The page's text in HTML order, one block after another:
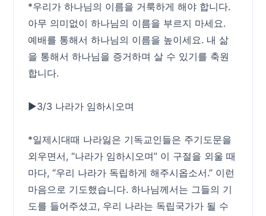
*우리가 하나님의 이름을 거룩하게 해야 합니다.
아무 의미없이 하나님의 이름을 부르지 마세요.
예배를 통해서 하나님의 이름을 높이세요. 내 삶
을 통해서 하나님을 증거하며 살 수 있기를 축원
합니다.
▶3/3 나라가 임하시오며
*일제시대때 나라잃은 기독교인들은 주기도문을
외우면서, “나라가 임하시오며” 이 구절을 외울 때
마다, “우리 나라가 독립하게 해주시옵소서.” 이런
마음으로 기도했습니다. 하나님께서는 그들의 기
도를 들어주셨고, 우리 나라는 독립국가가 될 수